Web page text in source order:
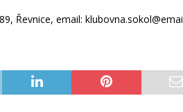
Řevnice, email: